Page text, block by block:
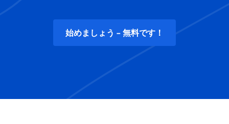
始めましょう - 無料です！